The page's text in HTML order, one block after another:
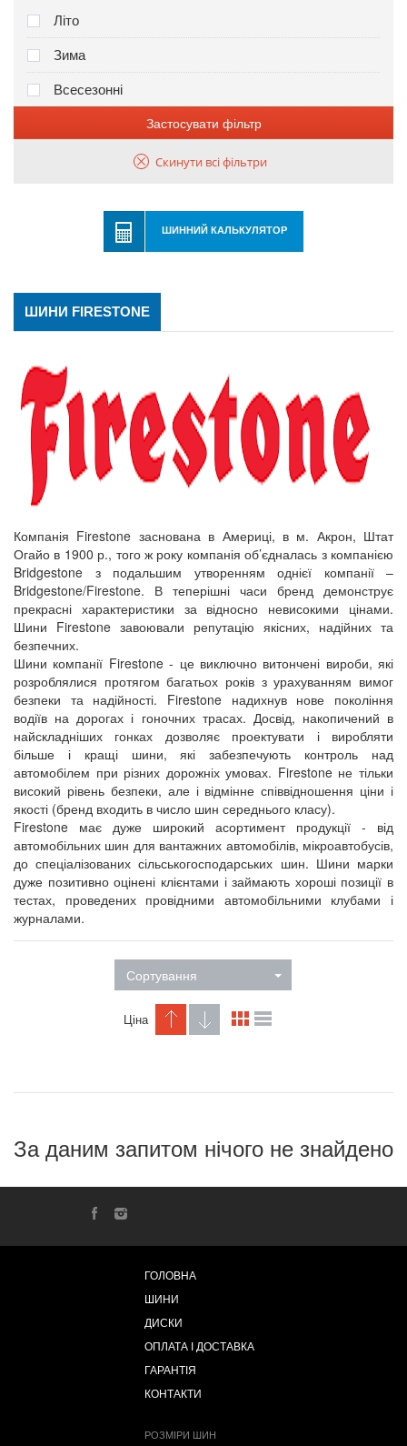
Літо
Зима
Всесезонні
Застосувати фільтр
Скинути всі фільтри
ШИННИЙ КАЛЬКУЛЯТОР
ШИНИ FIRESTONE
Компанія Firestone заснована в Америці, в м. Акрон, Штат
Огайо в 1900 р., того ж року компанія об’єдналась з компанією
Bridgestone з подальшим утворенням однієї компанії –
Bridgestone/Firestone. В теперішні часи бренд демонструє
прекрасні характеристики за відносно невисокими цінами.
Шини Firestone завоювали репутацію якісних, надійних та
безпечних.
Шини компанії Firestone - це виключно витончені вироби, які
розроблялися протягом багатьох років з урахуванням вимог
безпеки та надійності. Firestone надихнув нове покоління
водіїв на дорогах і гоночних трасах. Досвід, накопичений в
найскладніших гонках дозволяє проектувати і виробляти
більше і кращі шини, які забезпечують контроль над
автомобілем при різних дорожніх умовах. Firestone не тільки
високий рівень безпеки, але і відмінне співвідношення ціни і
якості (бренд входить в число шин середнього класу).
Firestone має дуже широкий асортимент продукції - від
автомобільних шин для вантажних автомобілів, мікроавтобусів,
до спеціалізованих сільськогосподарських шин. Шини марки
дуже позитивно оцінені клієнтами і займають хороші позиції в
тестах, проведених провідними автомобільними клубами і
журналами.
Сортування
Ціна
За даним запитом нічого не знайдено
ГОЛОВНА
ШИНИ
ДИСКИ
ОПЛАТА І ДОСТАВКА
ГАРАНТІЯ
КОНТАКТИ
РОЗМІРИ ШИН